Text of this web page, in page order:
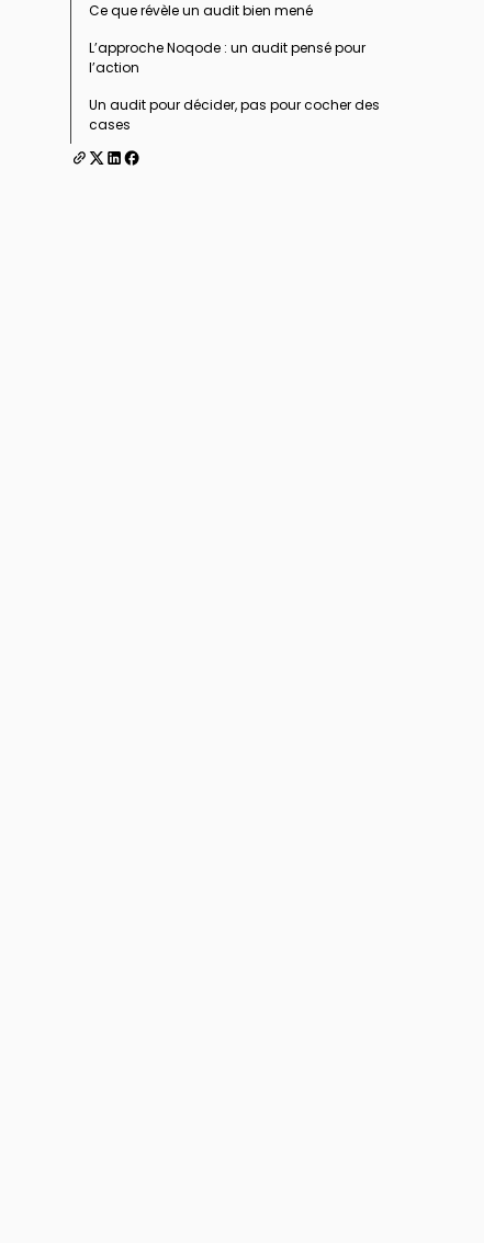
Ce que révèle un audit bien mené
L’approche Noqode : un audit pensé pour
l’action
Un audit pour décider, pas pour cocher des
cases